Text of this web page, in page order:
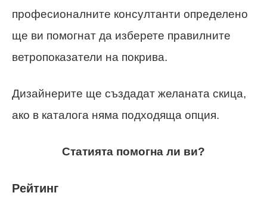
професионалните консултанти определено
ще ви помогнат да изберете правилните
ветропоказатели на покрива.
Дизайнерите ще създадат желаната скица,
ако в каталога няма подходяща опция.
Статията помогна ли ви?
Рейтинг